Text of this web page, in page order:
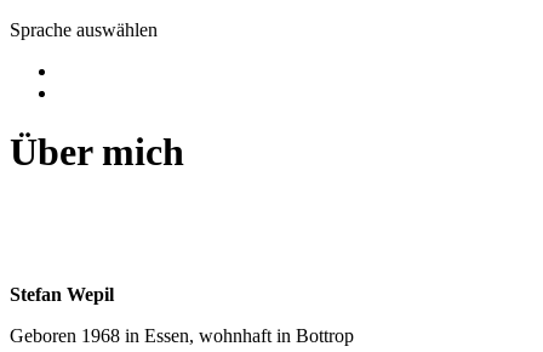
Sprache auswählen
Über mich
Stefan Wepil
Geboren 1968 in Essen, wohnhaft in Bottrop